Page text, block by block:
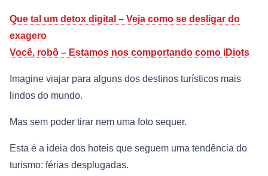
Que tal um detox digital – Veja como se desligar do
exagero
Você, robô – Estamos nos comportando como iDiots
Imagine viajar para alguns dos destinos turísticos mais
lindos do mundo.
Mas sem poder tirar nem uma foto sequer.
Esta é a ideia dos hoteis que seguem uma tendência do
turismo: férias desplugadas.